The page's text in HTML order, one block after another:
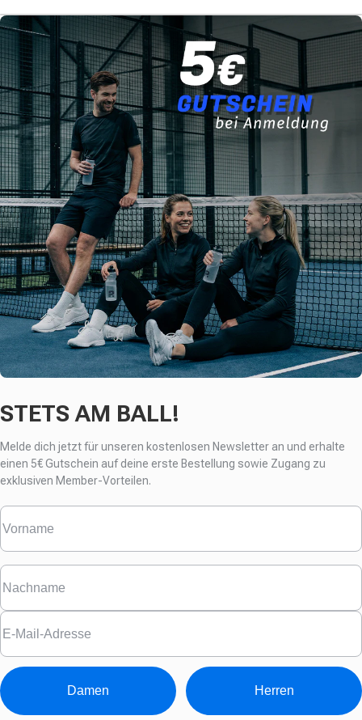
STETS AM BALL!
Melde dich jetzt für unseren kostenlosen Newsletter an und erhalte
einen 5€ Gutschein auf deine erste Bestellung sowie Zugang zu
exklusiven Member-Vorteilen.
Damen Herren